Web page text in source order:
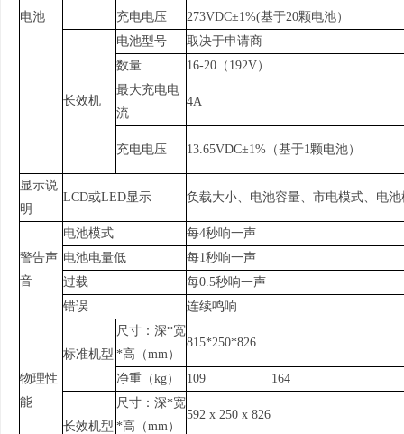
电池 充电电压 273VDC±1%(基于20颗电池）
长效机
电池型号
取决于申请商
数量
16-20（192V）
最大充电电
流
4A
充电电压 13.65VDC±1%（基于1颗电池）
显示说
明
LCD或LED显示 负载大小、电池容量、市电模式、电
警告声
音
电池模式
每4秒响一声
电池电量低
每1秒响一声
过载
每0.5秒响一声
错误
连续鸣响
物理性
能
标准机型
尺寸：深*宽
*高（mm）
815*250*826
净重（kg） 109 164
长效机型
尺寸：深*宽
*高（mm）
592 x 250 x 826